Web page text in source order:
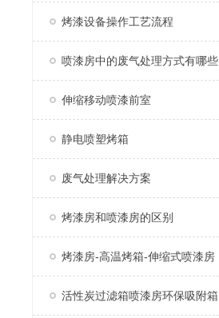
烤漆设备操作工艺流程
喷漆房中的废气处理方式有哪些
伸缩移动喷漆前室
静电喷塑烤箱
废气处理解决方案
烤漆房和喷漆房的区别
烤漆房-高温烤箱-伸缩式喷漆房
活性炭过滤箱喷漆房环保吸附箱